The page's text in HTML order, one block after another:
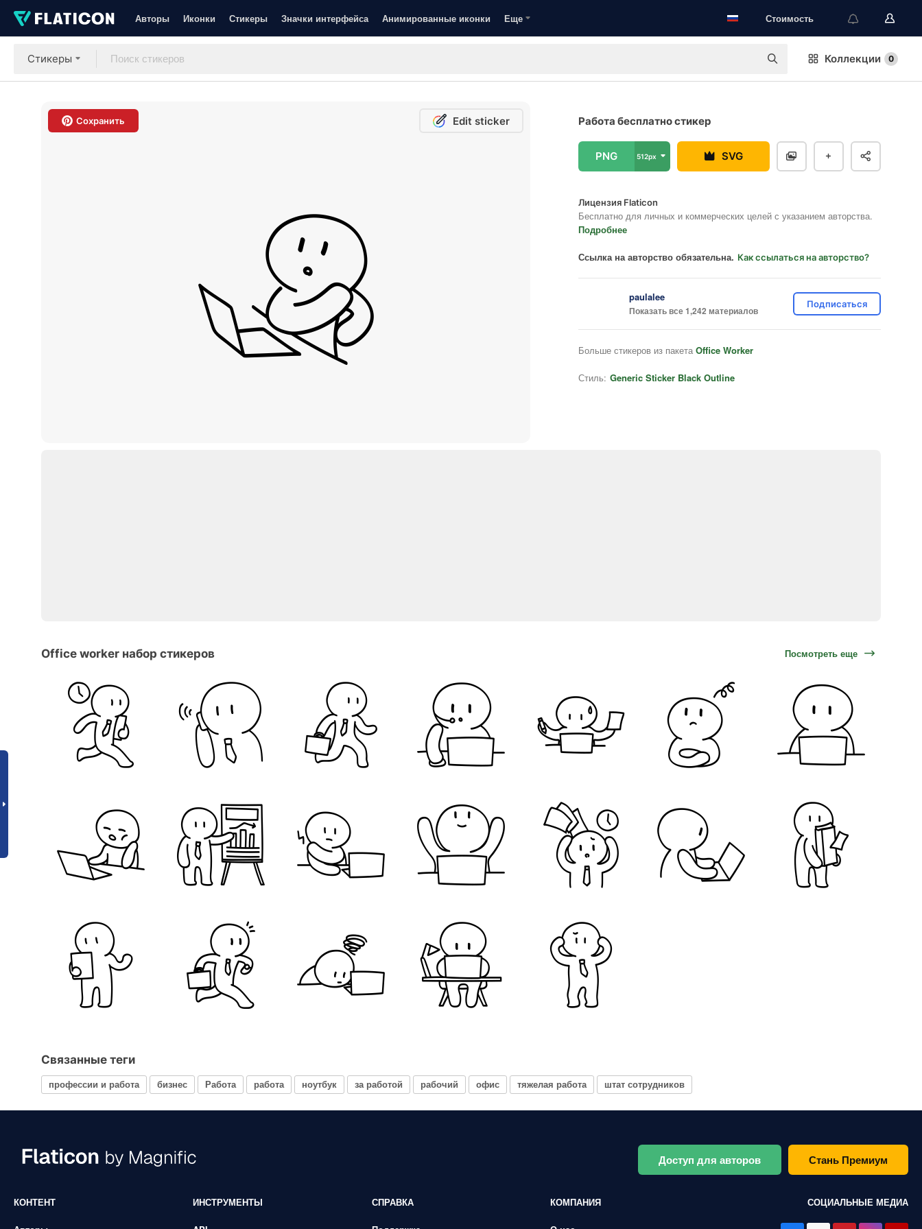
Авторы Иконки Стикеры Значки интерфейса Анимированные иконки Еще Стоимость
Стикеры Коллекции 0
Сохранить Edit sticker Работа бесплатно стикер
PNG 512px SVG
Лицензия Flaticon
Бесплатно для личных и коммерческих целей с указанием авторства.
Подробнее
Ссылка на авторство обязательна. Как ссылаться на авторство?
paulalee
Показать все 1,242 материалов
Подписаться
Больше стикеров из пакета Office Worker
Стиль: Generic Sticker Black Outline
Office worker набор стикеров Посмотреть еще
Связанные теги
профессии и работа бизнес Работа работа ноутбук за работой рабочий офис тяжелая работа штат сотрудников
Доступ для авторов Стань Премиум
КОНТЕНТ ИНСТРУМЕНТЫ СПРАВКА КОМПАНИЯ СОЦИАЛЬНЫЕ МЕДИА